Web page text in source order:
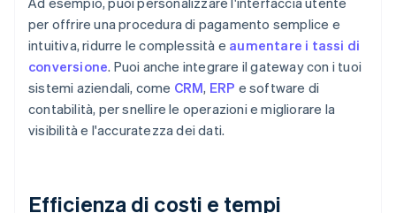
per offrire una procedura di pagamento semplice e
intuitiva, ridurre le complessità e aumentare i tassi di
conversione. Puoi anche integrare il gateway con i tuoi
sistemi aziendali, come CRM, ERP e software di
contabilità, per snellire le operazioni e migliorare la
visibilità e l'accuratezza dei dati.
Efficienza di costi e tempi